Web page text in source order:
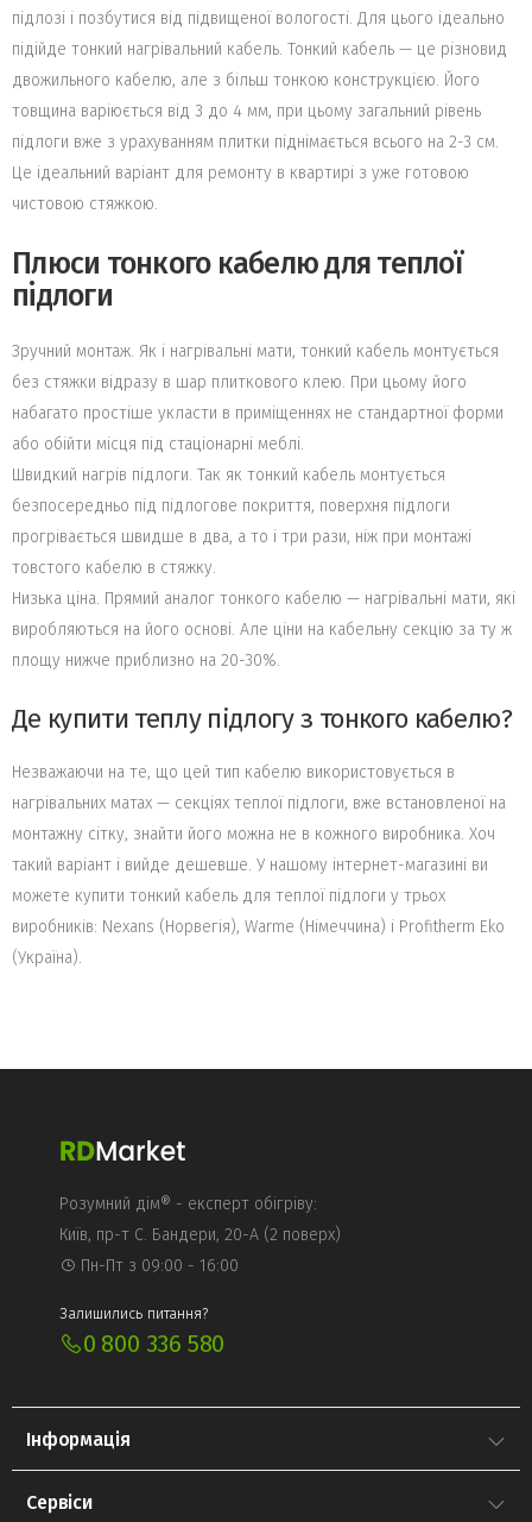
підлозі і позбутися від підвищеної вологості. Для цього ідеально
підійде тонкий нагрівальний кабель. Тонкий кабель — це різновид
двожильного кабелю, але з більш тонкою конструкцією. Його
товщина варіюється від 3 до 4 мм, при цьому загальний рівень
підлоги вже з урахуванням плитки піднімається всього на 2-3 см.
Це ідеальний варіант для ремонту в квартирі з уже готовою
чистовою стяжкою.
Плюси тонкого кабелю для теплої
підлоги
Зручний монтаж. Як і нагрівальні мати, тонкий кабель монтується
без стяжки відразу в шар плиткового клею. При цьому його
набагато простіше укласти в приміщеннях не стандартної форми
або обійти місця під стаціонарні меблі.
Швидкий нагрів підлоги. Так як тонкий кабель монтується
безпосередньо під підлогове покриття, поверхня підлоги
прогрівається швидше в два, а то і три рази, ніж при монтажі
товстого кабелю в стяжку.
Низька ціна. Прямий аналог тонкого кабелю — нагрівальні мати, які
виробляються на його основі. Але ціни на кабельну секцію за ту ж
площу нижче приблизно на 20-30%.
Де купити теплу підлогу з тонкого кабелю?
Незважаючи на те, що цей тип кабелю використовується в
нагрівальних матах — секціях теплої підлоги, вже встановленої на
монтажну сітку, знайти його можна не в кожного виробника. Хоч
такий варіант і вийде дешевше. У нашому інтернет-магазині ви
можете купити тонкий кабель для теплої підлоги у трьох
виробників: Nexans (Норвегія), Warme (Німеччина) і Profitherm Eko
(Україна).
Розумний дім® - експерт обігріву:
Київ, пр-т С. Бандери, 20-А (2 поверх)
Пн-Пт з 09:00 - 16:00
Залишились питання?
0 800 336 580
Інформація
Сервіси